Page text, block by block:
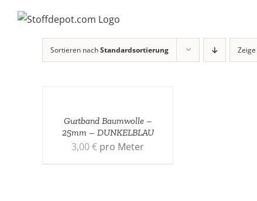
Sortieren nachStandardsortierung Zeige
Gurtband Baumwolle –
25mm – DUNKELBLAU
3,00€ pro Meter